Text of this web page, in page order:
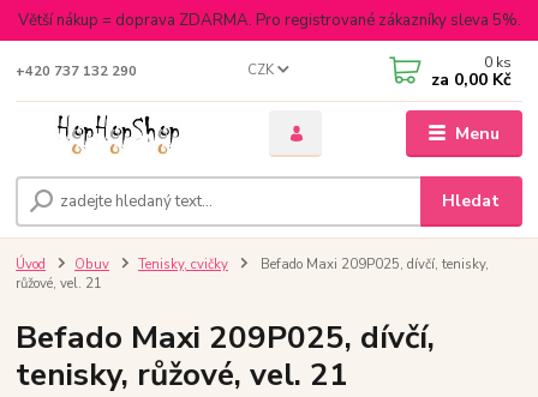
Větší nákup = doprava ZDARMA. Pro registrované zákazníky sleva 5%.
Menu
CZK
Hledat
+420 737 132 290 0 ks
za 0,00 Kč
Úvod Obuv Tenisky, cvičky
Befado Maxi 209P025, dívčí, tenisky,
růžové, vel. 21
Befado Maxi 209P025, dívčí,
tenisky, růžové, vel. 21